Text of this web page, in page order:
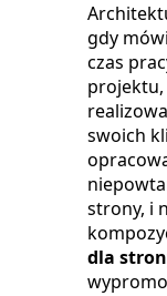
gdy
czas
swoich
strony, i
dla